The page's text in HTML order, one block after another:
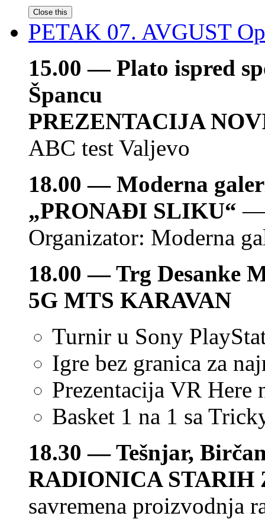
Close this
PETAK 07. AVGUST
15.00 — Plato ispred
Špancu
PREZENTACIJA
ABC test Valjevo
18.00 — Moderna
„PRONAĐI SLIKU“ —
Organizator: Moderna
18.00 — Trg Desanke
5G MTS KARAVAN
Turnir u Sony
Igre bez granica za
Prezentacija VR Here
Basket 1 na 1 sa
18.30 — Tešnjar,
RADIONICA STARIH
savremena proizvodnja